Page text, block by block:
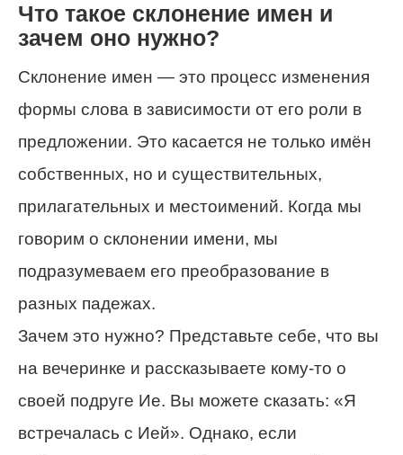
Что такое склонение имен и
зачем оно нужно?
Склонение имен — это процесс изменения
формы слова в зависимости от его роли в
предложении. Это касается не только имён
собственных, но и существительных,
прилагательных и местоимений. Когда мы
говорим о склонении имени, мы
подразумеваем его преобразование в
разных падежах.
Зачем это нужно? Представьте себе, что вы
на вечеринке и рассказываете кому-то о
своей подруге Ие. Вы можете сказать: «Я
встречалась с Ией». Однако, если